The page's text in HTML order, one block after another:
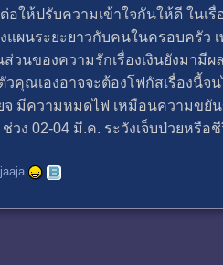
ให้ปรับความเข้าใจกันให้ดี ในเ
แผนระยะยาวกับคนในครอบครั
นของความรักเรื่องเงินยังมา
คุณเองอาจจะต้องโฟกัสเรื่องนี้จ
จ มีความหมดไฟ เหมือนความข
ง 02-04 มี.ค. ระวังเจ็บป่วยหรือ